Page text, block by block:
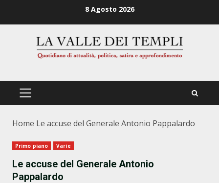
8 Agosto 2026
PRIMÄRES
Home Le accuse del Generale Antonio Pappalardo
Primo piano Varie
Le accuse del Generale Antonio
Pappalardo